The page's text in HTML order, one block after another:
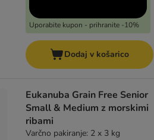
Uporabite kupon - prihranite -10%
Dodaj v košarico
Eukanuba Grain Free Senior
Small & Medium z morskimi
ribami
Varčno pakiranje: 2 x 3 kg